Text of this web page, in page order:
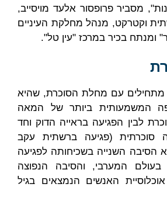
מסביר פרופסור אלעד מויסייב,
וקטרקט, מנהל מחלקת העיניים
ומנתח בכיר במרכז "עין טל".
מתחילים עם מחלת הסוכרת, שהיא
המשמעותית ביותר של המאה
סוכרת לבין הפגיעה בראייה הדוק וחד
סוכרתית (פגיעה ברשתית עקב
הסיבה השנייה בשכיחותה לפגיעה
בעולם המערבי, והסיבה הנפוצה
האנשים הנמצאים בגיל